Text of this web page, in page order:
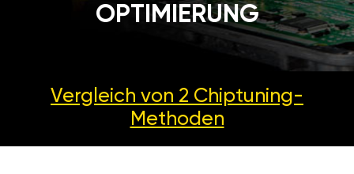
OPTIMIERUNG
Vergleich von 2 Chiptuning-
Methoden